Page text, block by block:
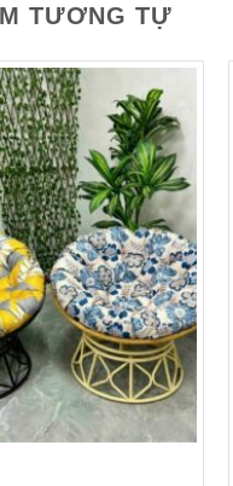
TƯƠNG TỰ